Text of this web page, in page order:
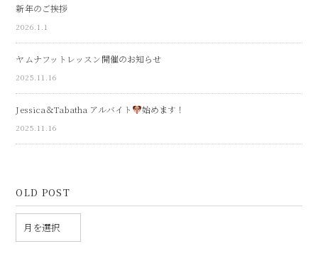
新年のご挨拶
2026.1.1
ヤムナフットレッスン開催のお知らせ
2025.11.16
Jessica＆Tabatha アルバイト 始めます！
2025.11.16
OLD POST